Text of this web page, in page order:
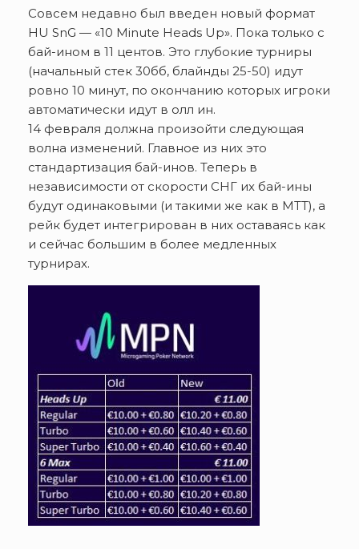
Совсем недавно был введен новый формат
HU SnG — «10 Minute Heads Up». Пока только с
бай-ином в 11 центов. Это глубокие турниры
(начальный стек 30бб, блайнды 25-50) идут
ровно 10 минут, по окончанию которых игроки
автоматически идут в олл ин.
14 февраля должна произойти следующая
волна изменений. Главное из них это
стандартизация бай-инов. Теперь в
независимости от скорости СНГ их бай-ины
будут одинаковыми (и такими же как в МТТ), а
рейк будет интегрирован в них оставаясь как
и сейчас большим в более медленных
турнирах.